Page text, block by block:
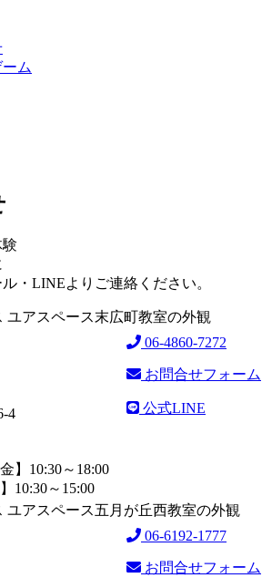
ム
・LINEよりご連絡ください。
4
金】10:30～18:00
】10:30～15:00
06-4860-7272
お問合せフォーム
公式LINE
06-6192-1777
お問合せフォーム